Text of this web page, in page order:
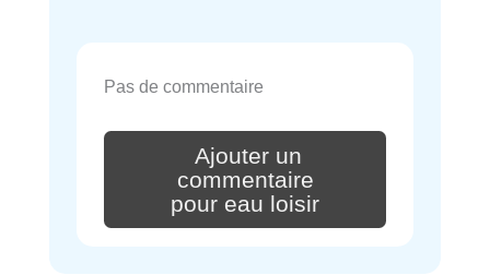
Pas de commentaire
Ajouter un
commentaire
pour eau loisir